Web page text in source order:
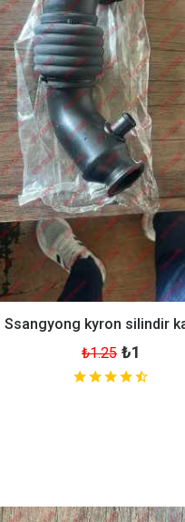
Ssangyong kyron silindir
₺1.25 ₺1